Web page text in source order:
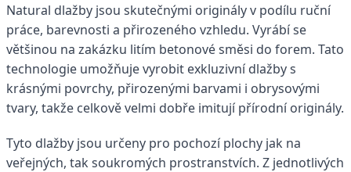
Natural dlažby jsou skutečnými originály v podílu ruční
práce, barevnosti a přirozeného vzhledu. Vyrábí se
většinou na zakázku litím betonové směsi do forem. Tato
technologie umožňuje vyrobit exkluzivní dlažby s
krásnými povrchy, přirozenými barvami i obrysovými
tvary, takže celkově velmi dobře imitují přírodní originály.
Tyto dlažby jsou určeny pro pochozí plochy jak na
veřejných, tak soukromých prostranstvích. Z jednotlivých